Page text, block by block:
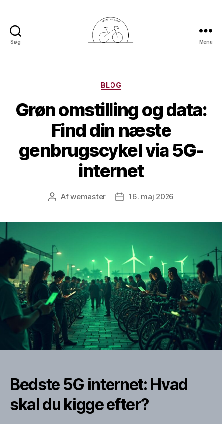
Søg Menu
Kategorier
BLOG
Grøn omstilling og data:
Find din næste
genbrugscykel via 5G-
internet
Indlægsforfatter
Afwemaster Indlægsdato
16. maj 2026
Bedste 5G internet: Hvad
skal du kigge efter?